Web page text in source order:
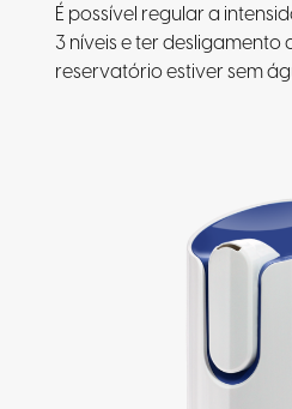
É possível regular a
3 níveis e ter
reservatório estiver sem